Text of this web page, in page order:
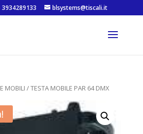
blsystems@tiscali.it
MOBILI / TESTA MOBILE PAR 64 DMX